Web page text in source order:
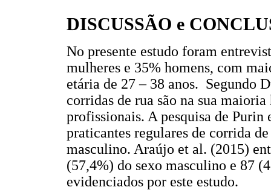
DISCUSSÃO e
No presente estudo foram
mulheres e 35% homens, com
etária de 27 – 38 anos. Segundo
corridas de rua são na sua
profissionais. A pesquisa de
praticantes regulares de corrida
masculino. Araújo et al. (2015)
(57,4%) do sexo masculino e 87
evidenciados por este estudo.